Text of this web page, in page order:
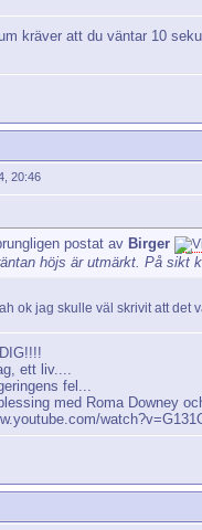
kräver att du väntar 10
20:46
postat av Birger
höjs är utmärkt. På sikt
ok jag skulle väl skrivit att det
ett liv....
fel...
med Roma Downey